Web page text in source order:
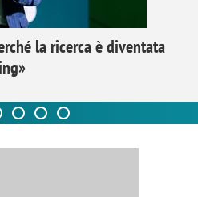
la ricerca è diventata